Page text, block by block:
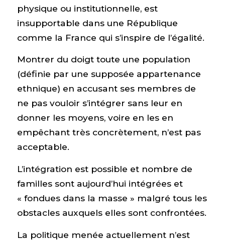
physique ou institutionnelle, est
insupportable dans une République
comme la France qui s’inspire de l’égalité.
Montrer du doigt toute une population
(définie par une supposée appartenance
ethnique) en accusant ses membres de
ne pas vouloir s’intégrer sans leur en
donner les moyens, voire en les en
empêchant très concrètement, n’est pas
acceptable.
L’intégration est possible et nombre de
familles sont aujourd’hui intégrées et
« fondues dans la masse » malgré tous les
obstacles auxquels elles sont confrontées.
La politique menée actuellement n’est